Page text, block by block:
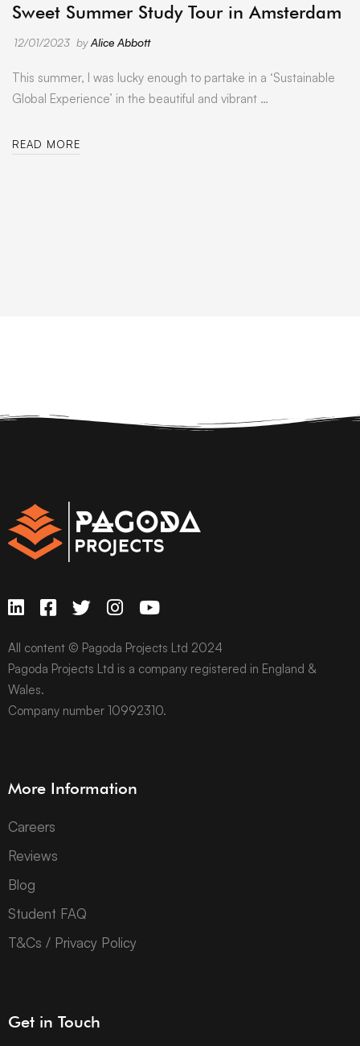
Sweet Summer Study Tour in Amsterdam
12/01/2023 byAlice Abbott
This summer, I was lucky enough to partake in a ‘Sustainable
Global Experience’ in the beautiful and vibrant …
READ MORE
All content © Pagoda Projects Ltd 2024
Pagoda Projects Ltd is a company registered in England &
Wales.
Company number 10992310.
More Information
Careers
Reviews
Blog
Student FAQ
T&Cs / Privacy Policy
Get in Touch